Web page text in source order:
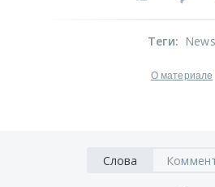
Теги: News
О материале
Слова